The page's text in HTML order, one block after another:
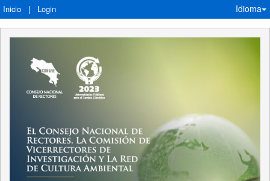
Inicio | Login Idioma